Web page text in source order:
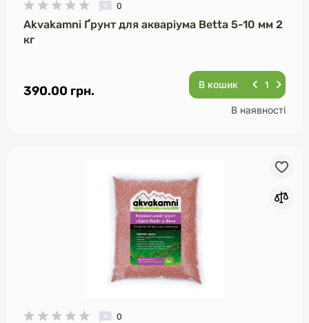
0
Akvakamni Ґрунт для акваріума Betta 5-10 мм 2
кг
390.00 грн. В кошик
В наявності
0